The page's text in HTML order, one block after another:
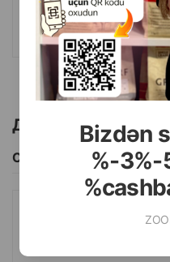
Bizdən
%-3%-
Другие товоры
Смотреть Все
СУХОЙ КОРМ ROYAL